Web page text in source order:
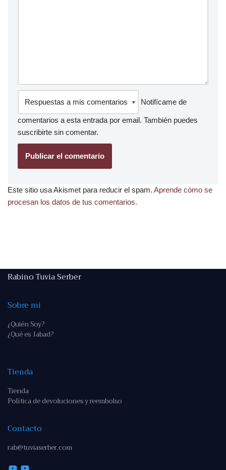
Notifícame de
comentarios a esta entrada por email. También puedes
suscribirte sin comentar.
Este sitio usa Akismet para reducir el spam. Aprende cómo se
procesan los datos de tus comentarios.
Rabino Tuvia Serber
Sobre mi
¿Quién Soy?
¿Qué es Jabad?
Tienda
Tienda
Política de devoluciones y reembolso
Contacto
rab@tuviaserber.com